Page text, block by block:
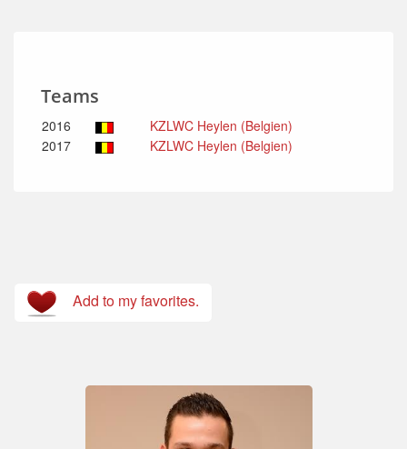
Teams
2016
KZLWC Heylen (Belgien)
2017
KZLWC Heylen (Belgien)
Add to my favorites.